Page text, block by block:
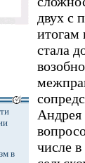
в
двух с
итогам
стала
Андрея
числе